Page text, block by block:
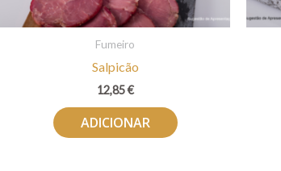
Fumeiro
Salpicão
12,85€
ADICIONAR